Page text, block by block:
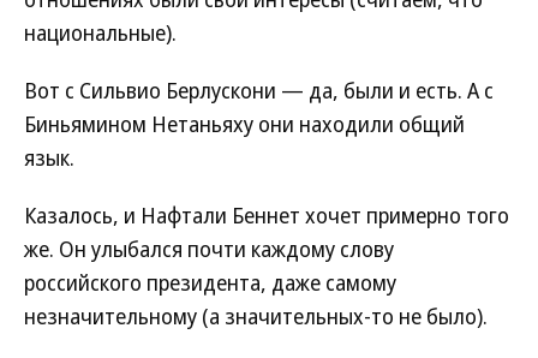
национальные).
Вот с Сильвио Берлускони — да, были и есть. А с
Биньямином Нетаньяху они находили общий
язык.
Казалось, и Нафтали Беннет хочет примерно того
же. Он улыбался почти каждому слову
российского президента, даже самому
незначительному (а значительных-то не было).